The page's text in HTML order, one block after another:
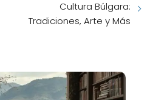
Cultura Búlgara:
Tradiciones, Arte y Más